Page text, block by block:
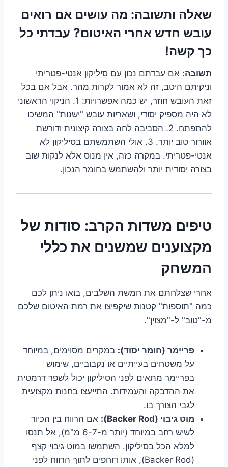
שאלה ותשובה: מה עושים אם רואים
עובש חדש אחרי האיטום? עבדתי כל
כך קשה!
תשובה: אם עבדתם נכון עם סיליקון אנטי-פטריתי
וניקיתם היטב, זה לא אמור לקרות מהר. אבל אם בכל
זאת העובש חוזר, יש כמה אפשרויות: 1. הניקוי הראשוני
לא היה מספיק יסודי, ושאריות עובש "ישנות" המשיכו
להתפתח. 2. הסביבה לחה בצורה קיצונית ודורשת
אוורור טוב יותר. 3. אולי השתמשתם בסיליקון לא
אנטי-פטריתי. במקרה כזה, אין מנוס אלא לנקות שוב
בצורה יסודית יותר ולהשתמש בחומר הנכון.
טיפים משדות הקרב: סודות של
מקצוענים שמשנים את כללי
המשחק
אחרי שצלחתם את חמשת השלבים, בואו ניתן לכם
כמה "תוספות" קטנות שיקפיצו את רמת האיטום שלכם
מ-"טוב" ל-"מצוין".
פריימר (חומר יסוד): במקרים מסוימים, במיוחד
על משטחים בעייתיים או נקבוביים, שימוש
בפריימר מתאים לפני הסיליקון יכול לשפר דרמטית
את ההדבקה והעמידות. התייעצו בחנות מקצועית
לגבי הצורך בו.
מוט גיבוי (Backer Rod):
אם הרווח בין הכיור
לשיש רחב במיוחד (יותר מ-6-7 מ"מ), אל תנסו
למלא הכל בסיליקון. השתמשו במוט גיבוי קצף
(Backer Rod), אותו דוחפים לתוך הרווח לפני